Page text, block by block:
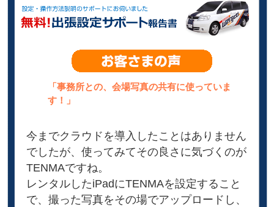
「事務所との、会場写真の共有に使っていま
す！」
今までクラウドを導入したことはありません
でしたが、使ってみてその良さに気づくのが
TENMAですね。
レンタルしたiPadにTENMAを設定すること
で、撮った写真をその場でアップロードし、